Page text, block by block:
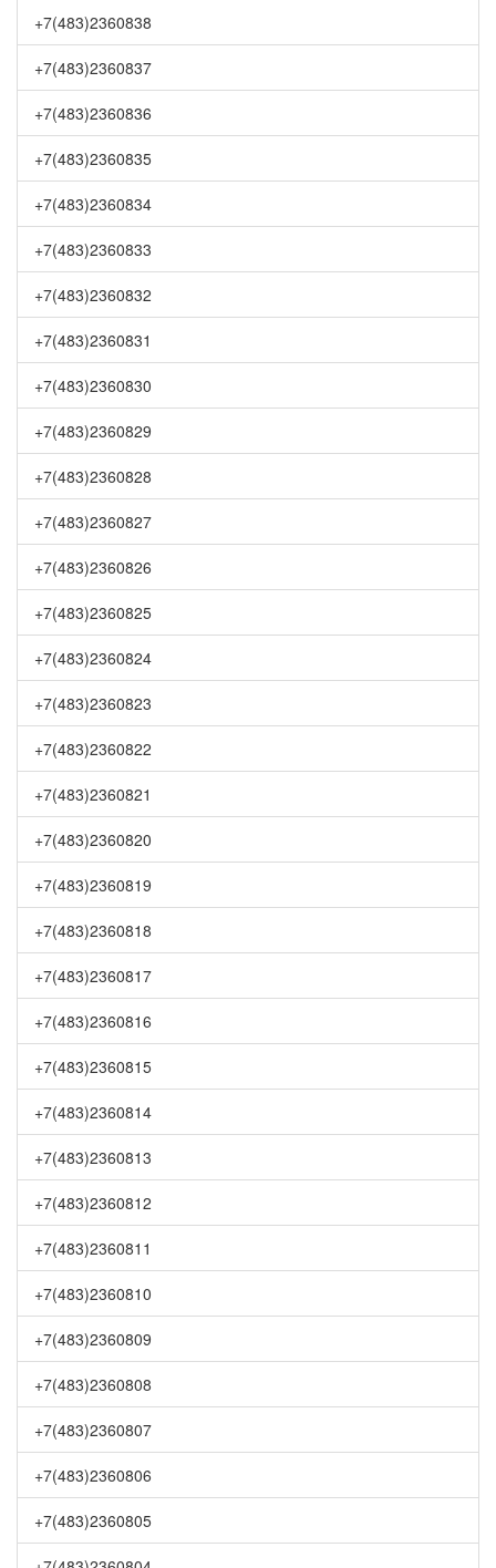
+7(483)2360838
+7(483)2360837
+7(483)2360836
+7(483)2360835
+7(483)2360834
+7(483)2360833
+7(483)2360832
+7(483)2360831
+7(483)2360830
+7(483)2360829
+7(483)2360828
+7(483)2360827
+7(483)2360826
+7(483)2360825
+7(483)2360824
+7(483)2360823
+7(483)2360822
+7(483)2360821
+7(483)2360820
+7(483)2360819
+7(483)2360818
+7(483)2360817
+7(483)2360816
+7(483)2360815
+7(483)2360814
+7(483)2360813
+7(483)2360812
+7(483)2360811
+7(483)2360810
+7(483)2360809
+7(483)2360808
+7(483)2360807
+7(483)2360806
+7(483)2360805